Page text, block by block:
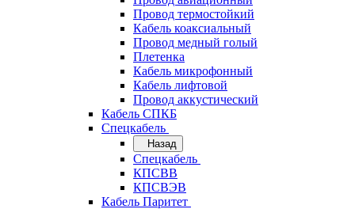
Провод термостойкий
Кабель коаксиальный
Провод медный голый
Плетенка
Кабель микрофонный
Кабель лифтовой
Провод аккустический
Кабель СПКБ
Спецкабель
Назад
Спецкабель
КПСВВ
КПСВЭВ
Кабель Паритет